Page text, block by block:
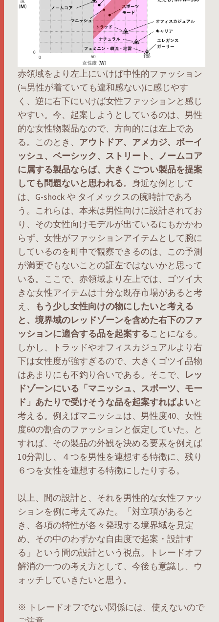
赤領域をより左上にいけば中性的ファッション
(≒男性が着ていても違和感ない)に感じやす
く、逆に右下にいけば女性ファッションと感じ
やすい。今、起案しようとしているのは、男性
的な女性物製品なので、方向的には左上であ
る。このとき、 アウトドア、アメカジ、ボーイ
ッシュ、ベーシック、ストリート、ノームコア
に属する製品ならば、大きくごつい製品を提案
しても問題ないと思われる。身近な例として
は、G-shock や タイメックスの腕時計であろ
う。これらは、本来は男性向けに設計されてお
り、その女性向けモデルが出ているにもかかわ
らず、女性がファッションアイテムとして腕に
しているのを町中で観察できるのは、この予測
が満更でもないことの証左ではないかと思って
いる。ここで、赤領域より左上では、ゴツイ大
きな女性アイテムは十分な既存市場があると考
え、
もう少し女性向けの物にしたいと考える
と、境界域のレッドゾーンを含めた右下のファ
ッションに適合する品を起案することになる。
しかし、トラッドやオフィスカジュアルより右
下は女性度が強すぎるので、大きくゴツイ品物
はあまりにも不釣り合いである。そこで、 レッ
ドゾーンにいる「マニッシュ、スポーツ、モー
ド」あたりで受けそうな品を起案すればよいと
考える。例えばマニッシュは、男性度40、女性
度60の割合のファッションと仮定していた。と
すれば、その製品の外観を決める要素を例えば
10分割し、４つを男性を連想する特徴に、残り
６つを女性を連想する特徴にしたりする。
以上、間の設計と、それを男性的な女性ファッ
ションを例に考えてみた。「対立項があると
き、各項の特性が各々発現する境界域を見定
め、その中のわずかな自由度で起案・設計す
る」という間の設計という視点。トレードオフ
解消の一つの考え方として、今後も意識し、ウ
ォッチしていきたいと思う。
※ トレードオフでない関係には、使えないので